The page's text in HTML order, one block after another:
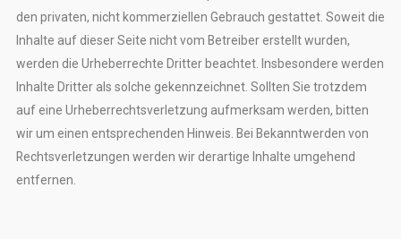
den privaten, nicht kommerziellen Gebrauch gestattet. Soweit die
Inhalte auf dieser Seite nicht vom Betreiber erstellt wurden,
werden die Urheberrechte Dritter beachtet. Insbesondere werden
Inhalte Dritter als solche gekennzeichnet. Sollten Sie trotzdem
auf eine Urheberrechtsverletzung aufmerksam werden, bitten
wir um einen entsprechenden Hinweis. Bei Bekanntwerden von
Rechtsverletzungen werden wir derartige Inhalte umgehend
entfernen.